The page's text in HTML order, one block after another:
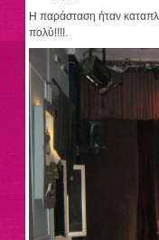
Η παράσταση ήταν
πολύ!!!!.